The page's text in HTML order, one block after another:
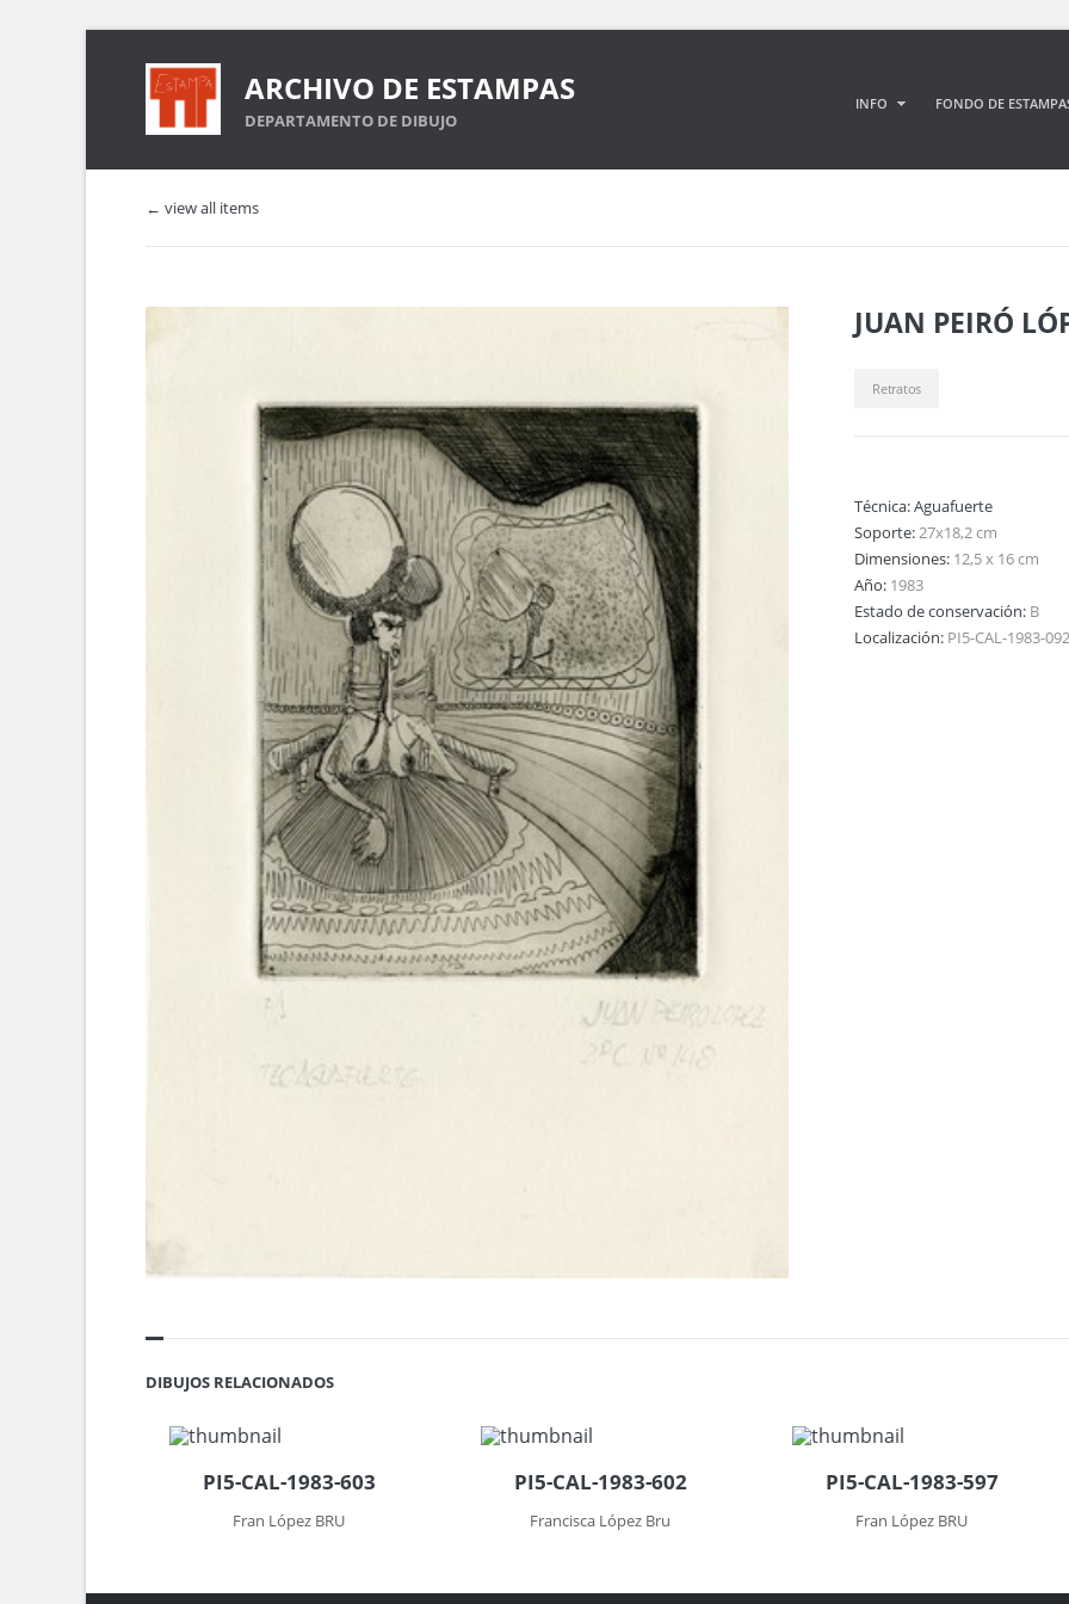
ARCHIVO DE ESTAMPAS
DEPARTAMENTO DE DIBUJO
INFO FONDO DE
← view all items
JUAN PEIRÓ
Retratos
Técnica:Aguafuerte
Soporte:27x18,2 cm
Dimensiones: 12,5 x 16 cm
Año: 1983
Estado de conservación: B
Localización: PI5-CAL-1983-092
DIBUJOS RELACIONADOS
PI5-CAL-1983-603
Fran López BRU
PI5-CAL-1983-602
Francisca López Bru
PI5-CAL-1983-597
Fran López BRU